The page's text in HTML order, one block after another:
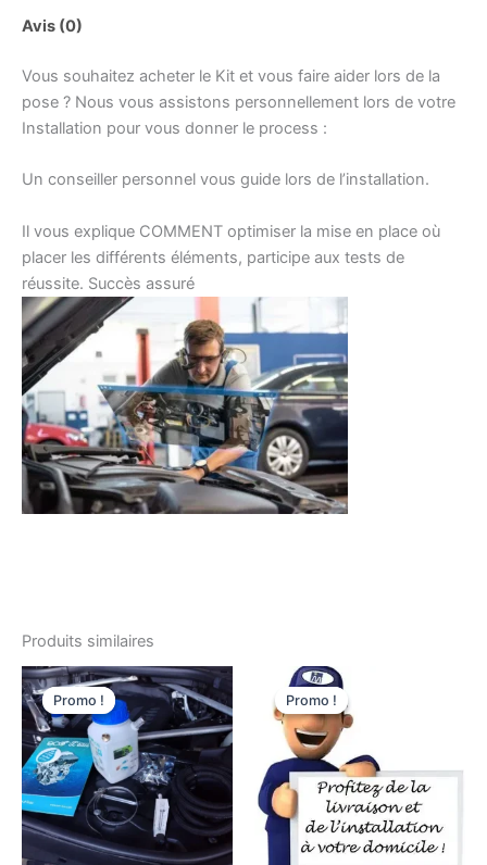
Avis (0)
Vous souhaitez acheter le Kit et vous faire aider lors de la
pose ? Nous vous assistons personnellement lors de votre
Installation pour vous donner le process :
Un conseiller personnel vous guide lors de l’installation.
Il vous explique COMMENT optimiser la mise en place où
placer les différents éléments, participe aux tests de
réussite. Succès assuré
Produits similaires
Promo !
Promo ! Promo !
Promo !